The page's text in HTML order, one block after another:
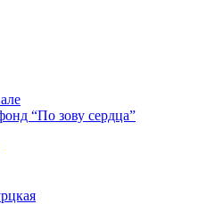
“По зову сердца”